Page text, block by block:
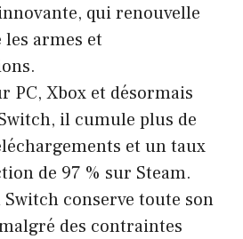
qui renouvelle
les armes et
PC, Xbox et désormais
il cumule plus de
et un taux
de 97 % sur Steam.
Switch conserve toute son
des contraintes